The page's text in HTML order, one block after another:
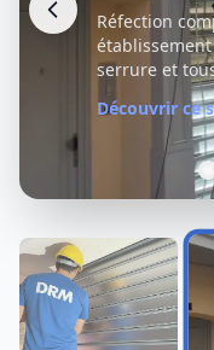
Réfection
serrure et
Découvrir ce